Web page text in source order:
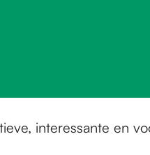
interessante en